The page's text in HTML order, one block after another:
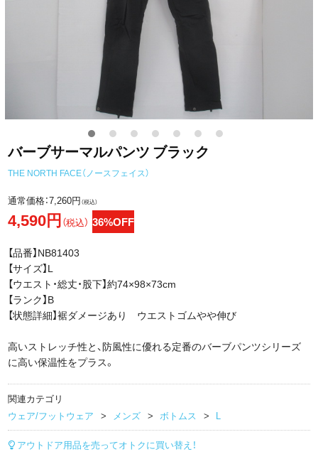
バーブサーマルパンツ ブラック
THE NORTH FACE（ノースフェイス）
通常価格：7,260円（税込）
4,590円（税込） 36%OFF
【品番】NB81403
【サイズ】L
【ウエスト・総丈・股下】約74×98×73cm
【ランク】B
【状態詳細】裾ダメージあり ウエストゴムやや伸び
高いストレッチ性と、防風性に優れる定番のバーブパンツシリーズ
に高い保温性をプラス。
関連カテゴリ
ウェア/フットウェア
メンズ ボトムス L
アウトドア用品を売ってオトクに買い替え！